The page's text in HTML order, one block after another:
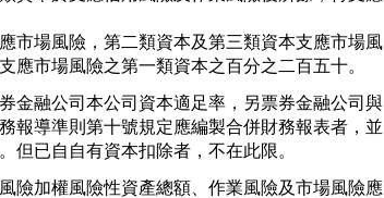
市場風險，第二類資本及第三類資本支應市場風
應市場風險之第一類資本之百分之二百五十。
金融公司本公司資本適足率，另票券金融公司與
報導準則第十號規定應編製合併財務報表者，並
但已自自有資本扣除者，不在此限。
險加權風險性資產總額、作業風險及市場風險應